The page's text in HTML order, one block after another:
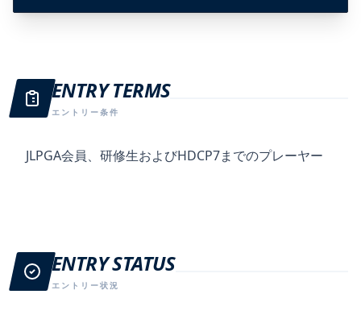
ENTRY TERMS
エントリー条件
JLPGA会員、研修生およびHDCP7までのプレーヤー
ENTRY STATUS
エントリー状況